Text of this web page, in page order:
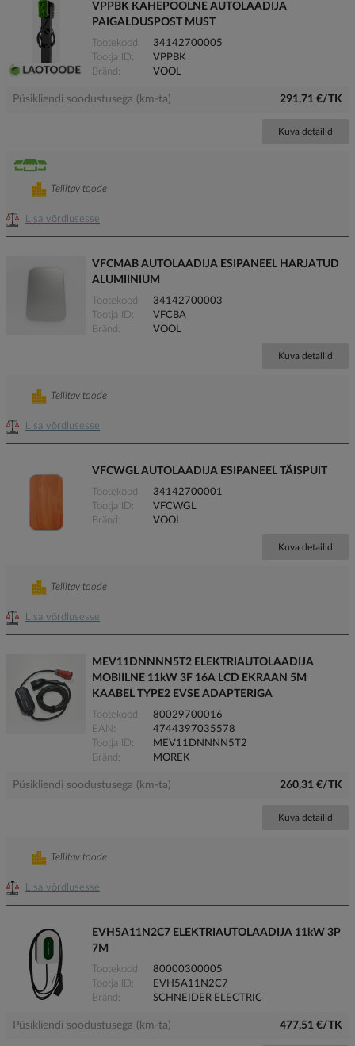
VPPBK KAHEPOOLNE AUTOLAADIJA
PAIGALDUSPOST MUST
Tootekood
34142700005
Tootja ID
VPPBK
Bränd
VOOL
Püsikliendi soodustusega (km-ta) 291,71 €/TK
Kuva detailid
Lisa võrdlusesse
Tellitav toode
VFCMAB AUTOLAADIJA ESIPANEEL HARJATUD
ALUMIINIUM
Tootekood
34142700003
Tootja ID
VFCBA
Bränd
VOOL
Kuva detailid
Lisa võrdlusesse
Tellitav toode
VFCWGL AUTOLAADIJA ESIPANEEL TÄISPUIT
Tootekood
34142700001
Tootja ID
VFCWGL
Bränd
VOOL
Kuva detailid
Lisa võrdlusesse
Tellitav toode
MEV11DNNNN5T2 ELEKTRIAUTOLAADIJA
MOBIILNE 11kW 3F 16A LCD EKRAAN 5M
KAABEL TYPE2 EVSE ADAPTERIGA
Tootekood
80029700016
EAN
4744397035578
Tootja ID
MEV11DNNNN5T2
Bränd
MOREK
Püsikliendi soodustusega (km-ta) 260,31 €/TK
Kuva detailid
Lisa võrdlusesse
Tellitav toode
EVH5A11N2C7 ELEKTRIAUTOLAADIJA 11kW 3P
7M
Tootekood
80000300005
Tootja ID
EVH5A11N2C7
Bränd
SCHNEIDER ELECTRIC
Püsikliendi soodustusega (km-ta) 477,51 €/TK